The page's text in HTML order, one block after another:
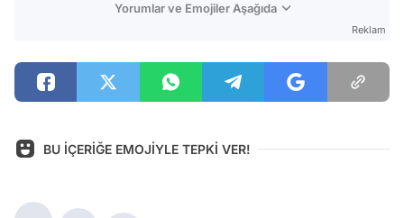
Yorumlar ve Emojiler Aşağıda
Reklam
BU İÇERİĞE EMOJİYLE TEPKİ VER!